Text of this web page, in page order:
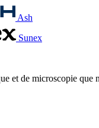
Ash
Sunex
et de microscopie que